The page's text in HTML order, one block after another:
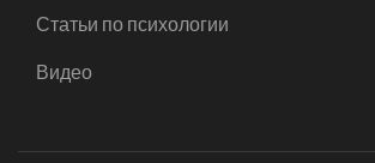
Статьи по психологии
Видео